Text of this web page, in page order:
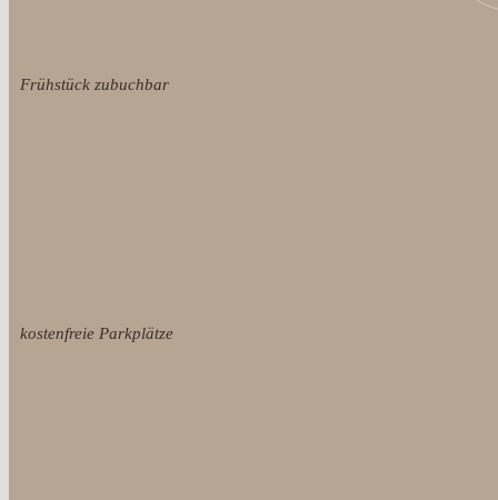
Frühstück zubuchbar
kostenfreie Parkplätze